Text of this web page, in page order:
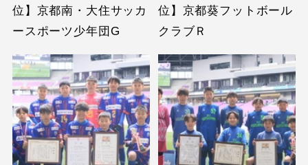
位】京都南・大住サッカ
ースポーツ少年団G
位】京都葵フットボール
クラブＲ